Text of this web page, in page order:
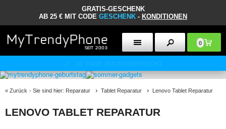
GRATIS-GESCHENK
AB 25 € MIT CODE GESCHENK - KONDITIONEN
0
« Zurück - Sie sind hier: Reparatur Tablet Reparatur Lenovo Tablet Reparatur
LENOVO TABLET REPARATUR